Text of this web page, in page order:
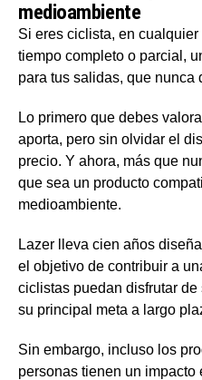
medioambiente
Si eres ciclista, en
tiempo completo o parcial,
para tus salidas, que nunca
Lo primero que debes
aporta, pero sin olvidar el
precio. Y ahora, más que
que sea un producto
medioambiente.
Lazer lleva cien años
el objetivo de contribuir a
ciclistas puedan disfrutar
su principal meta a largo
Sin embargo, incluso los
personas tienen un impacto